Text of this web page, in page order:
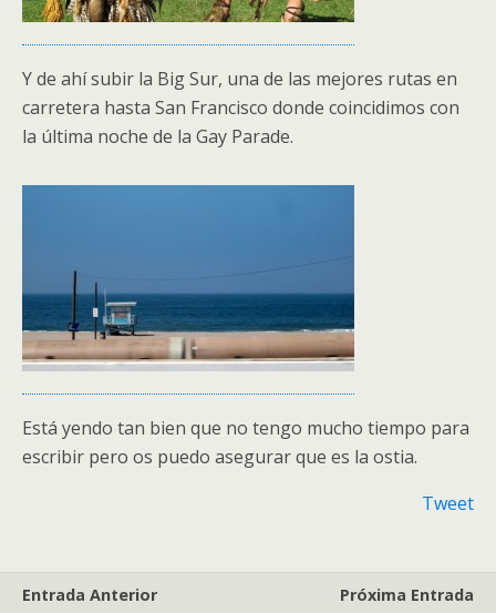
Y de ahí subir la Big Sur, una de las mejores rutas en
carretera hasta San Francisco donde coincidimos con
la última noche de la Gay Parade.
Está yendo tan bien que no tengo mucho tiempo para
escribir pero os puedo asegurar que es la ostia.
Tweet
Entrada Anterior
Próxima Entrada